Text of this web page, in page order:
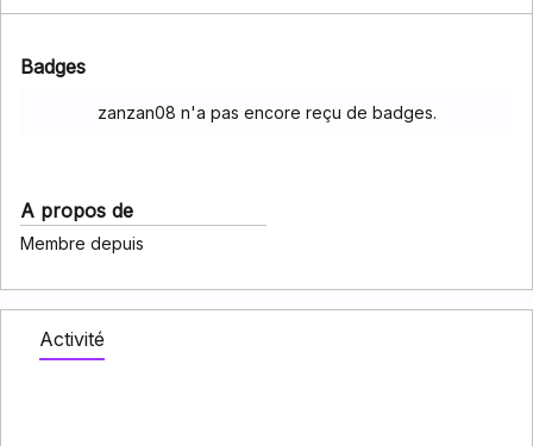
Badges
zanzan08 n'a pas encore reçu de badges.
A propos de
Membre depuis
Activité